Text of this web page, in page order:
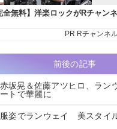
前後の記事
坂晃＆佐藤アツヒロ、ラ
トで華麗に
服姿でランウェイ 美スタ